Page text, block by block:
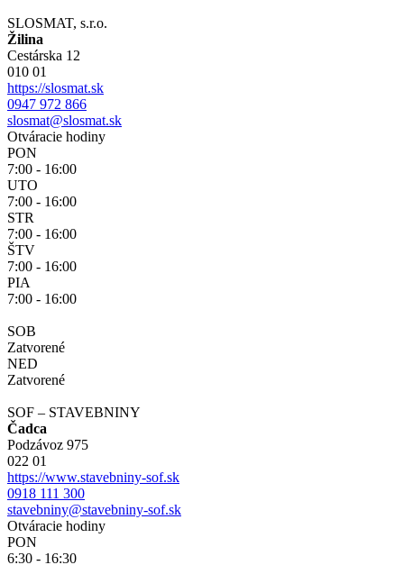
SLOSMAT, s.r.o.
Žilina
Cestárska 12
010 01
https://slosmat.sk
0947 972 866
slosmat@slosmat.sk
Otváracie hodiny
PON
7:00 - 16:00
UTO
7:00 - 16:00
STR
7:00 - 16:00
ŠTV
7:00 - 16:00
PIA
7:00 - 16:00
SOB
Zatvorené
NED
Zatvorené
SOF – STAVEBNINY
Čadca
Podzávoz 975
022 01
https://www.stavebniny-sof.sk
0918 111 300
stavebniny@stavebniny-sof.sk
Otváracie hodiny
PON
6:30 - 16:30